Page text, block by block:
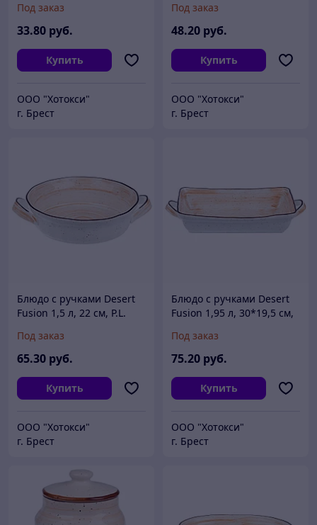
Под заказ
33.80 руб.
Купить
ООО "Хотокси"
г. Брест
Под заказ
48.20 руб.
Купить
ООО "Хотокси"
г. Брест
Блюдо с ручками Desert
Fusion 1,5 л, 22 см, P.L.
Под заказ
65.30 руб.
Купить
ООО "Хотокси"
г. Брест
Блюдо с ручками Desert
Fusion 1,95 л, 30*19,5 см,
Под заказ
75.20 руб.
Купить
ООО "Хотокси"
г. Брест